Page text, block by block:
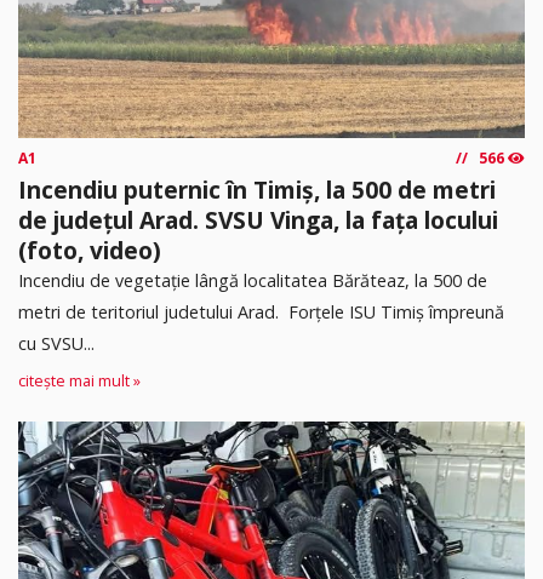
A1 566
Incendiu puternic în Timiș, la 500 de metri
de județul Arad. SVSU Vinga, la fața locului
(foto, video)
Incendiu de vegetație lângă localitatea Bărăteaz, la 500 de
metri de teritoriul judetului Arad. Forțele ISU Timiș împreună
cu SVSU...
citește mai mult »